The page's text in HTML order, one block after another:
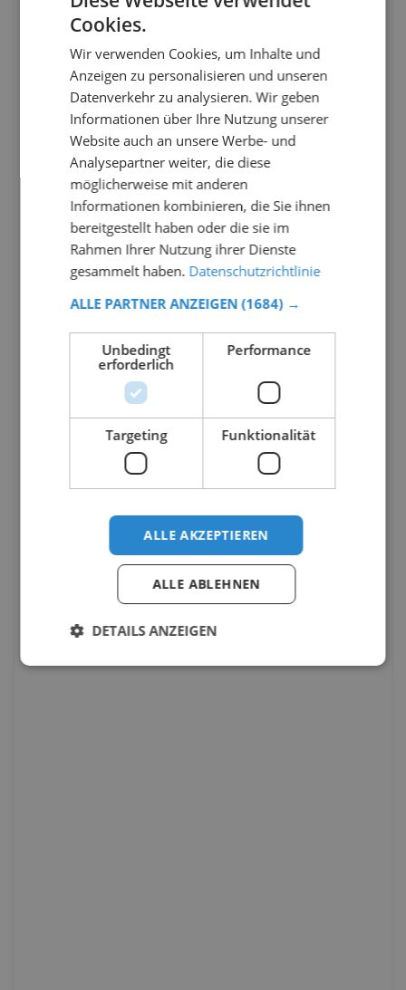
Cookies.
Wir verwenden Cookies, um Inhalte und
Anzeigen zu personalisieren und unseren
Datenverkehr zu analysieren. Wir geben
Informationen über Ihre Nutzung unserer
Website auch an unsere Werbe- und
Analysepartner weiter, die diese
möglicherweise mit anderen
Informationen kombinieren, die Sie ihnen
bereitgestellt haben oder die sie im
Rahmen Ihrer Nutzung ihrer Dienste
gesammelt haben. Datenschutzrichtlinie
ALLE PARTNER ANZEIGEN (1684) →
Unbedingt
erforderlich
Performance
Targeting Funktionalität
ALLE AKZEPTIEREN
ALLE ABLEHNEN
DETAILS ANZEIGEN